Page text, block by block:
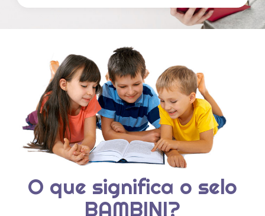
O que significa o selo
BAMBINI?